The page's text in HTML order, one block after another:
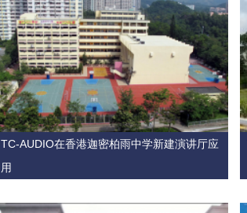
TC-AUDIO在香港迦密柏雨中学新建演讲厅应
用